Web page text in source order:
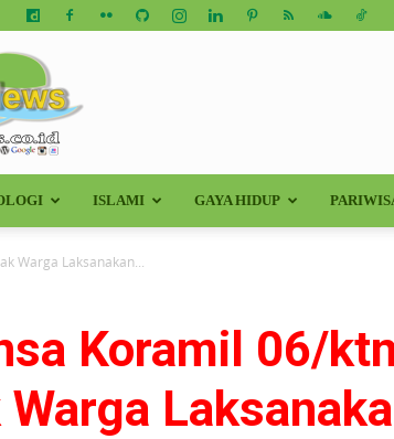
ISLAMI GAYA HIDUP
Warga Laksanakan...
Koramil 06/